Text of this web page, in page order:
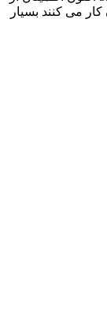
می کنند بسیار